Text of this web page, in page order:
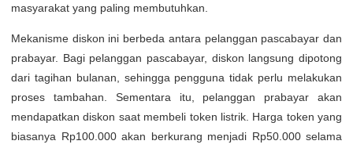
masyarakat yang paling membutuhkan.
Mekanisme diskon ini berbeda antara pelanggan pascabayar dan
prabayar. Bagi pelanggan pascabayar, diskon langsung dipotong
dari tagihan bulanan, sehingga pengguna tidak perlu melakukan
proses tambahan. Sementara itu, pelanggan prabayar akan
mendapatkan diskon saat membeli token listrik. Harga token yang
biasanya Rp100.000 akan berkurang menjadi Rp50.000 selama